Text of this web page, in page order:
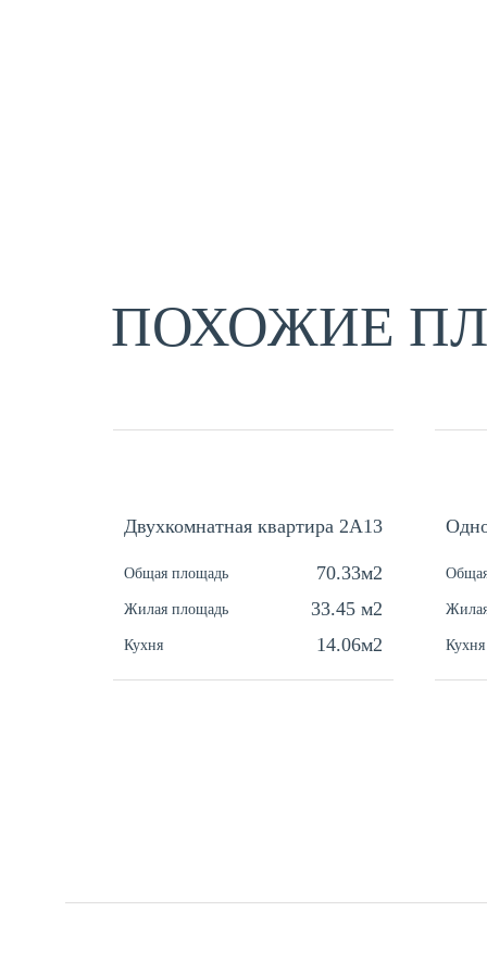
ПОХОЖИЕ
Двухкомнатная квартира 2А13
Общая площадь 70.33м2
Жилая площадь 33.45 м2
Кухня 14.06м2 Кухня